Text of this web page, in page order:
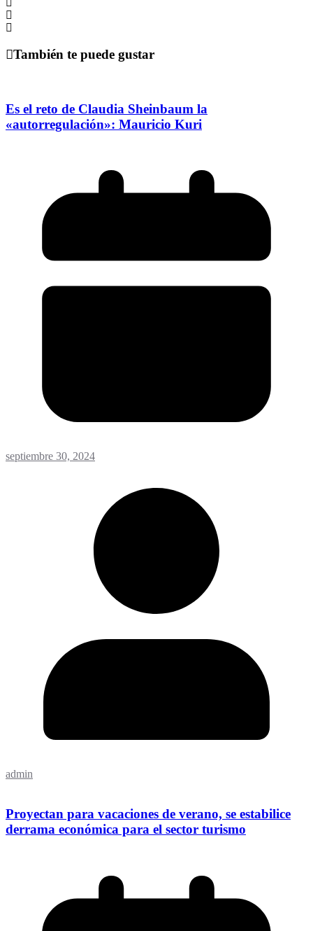
También te puede gustar
Es el reto de Claudia Sheinbaum la
«autorregulación»: Mauricio Kuri
septiembre 30, 2024
admin
Proyectan para vacaciones de verano, se estabilice
derrama económica para el sector turismo